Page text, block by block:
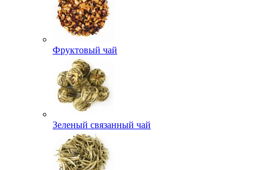
Фруктовый чай
Зеленый связанный чай